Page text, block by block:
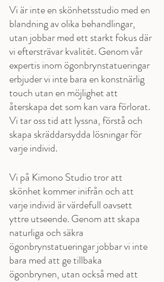
Vi är inte en skönhetsstudio med en
blandning av olika behandlingar,
utan jobbar med ett starkt fokus där
vi eftersträvar kvalitét. Genom vår
expertis inom ögonbrynstatueringar
erbjuder vi inte bara en konstnärlig
touch utan en möjlighet att
återskapa det som kan vara förlorat.
Vi tar oss tid att lyssna, förstå och
skapa skräddarsydda lösningar för
varje individ.
Vi på Kimono Studio tror att
skönhet kommer inifrån och att
varje individ är värdefull oavsett
yttre utseende. Genom att skapa
naturliga och säkra
ögonbrynstatueringar jobbar vi inte
bara med att ge tillbaka
ögonbrynen, utan också med att